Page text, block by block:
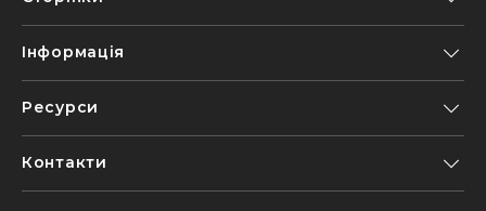
Інформація
Ресурси
Контакти